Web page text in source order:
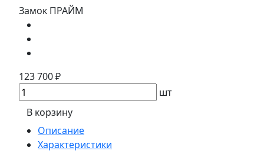
Замок ПРАЙМ
123 700 ₽
шт
В корзину
Описание
Характеристики